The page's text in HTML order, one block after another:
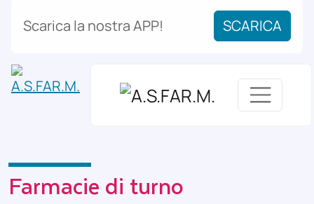
Scarica la nostra APP! SCARICA
Farmacie di turno